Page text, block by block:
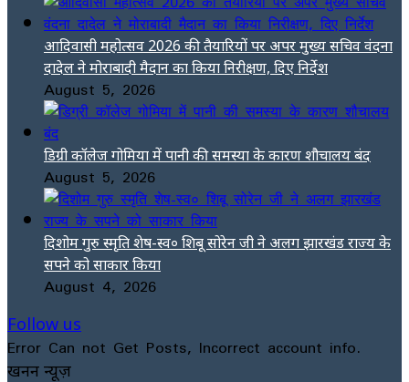
आदिवासी महोत्सव 2026 की तैयारियों पर अपर मुख्य सचिव वंदना
दादेल ने मोराबादी मैदान का किया निरीक्षण, दिए निर्देश
August 5, 2026
डिग्री कॉलेज गोमिया में पानी की समस्या के कारण शौचालय बंद
August 5, 2026
दिशोम गुरु स्मृति शेष-स्व० शिबू सोरेन जी ने अलग झारखंड राज्य के
सपने को साकार किया
August 4, 2026
Follow us
Error Can not Get Posts, Incorrect account info.
खनन न्यूज़